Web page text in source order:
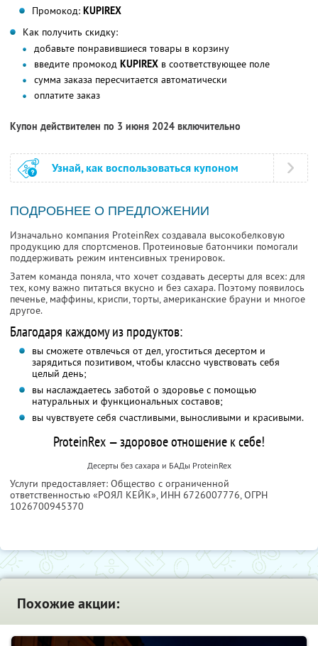
Промокод: KUPIREX
Как получить скидку:
добавьте понравившиеся товары в корзину
введите промокод KUPIREX в соответствующее поле
сумма заказа пересчитается автоматически
оплатите заказ
Купон действителен по 3 июня 2024 включительно
Узнай, как воспользоваться купоном
ПОДРОБНЕЕ О ПРЕДЛОЖЕНИИ
Изначально компания ProteinRex создавала высокобелковую
продукцию для спортсменов. Протеиновые батончики помогали
поддерживать режим интенсивных тренировок.
Затем команда поняла, что хочет создавать десерты для всех: для
тех, кому важно питаться вкусно и без сахара. Поэтому появилось
печенье, маффины, криспи, торты, американские брауни и многое
другое.
Благодаря каждому из продуктов:
вы сможете отвлечься от дел, угоститься десертом и
зарядиться позитивом, чтобы классно чувствовать себя
целый день;
вы наслаждаетесь заботой о здоровье с помощью
натуральных и функциональных составов;
вы чувствуете себя счастливыми, выносливыми и красивыми.
ProteinRex — здоровое отношение к себе!
Десерты без сахара и БАДы ProteinRex
Услуги предоставляет: Общество с ограниченной
ответственностью «РОЯЛ КЕЙК», ИНН 6726007776, ОГРН
1026700945370
Похожие акции: